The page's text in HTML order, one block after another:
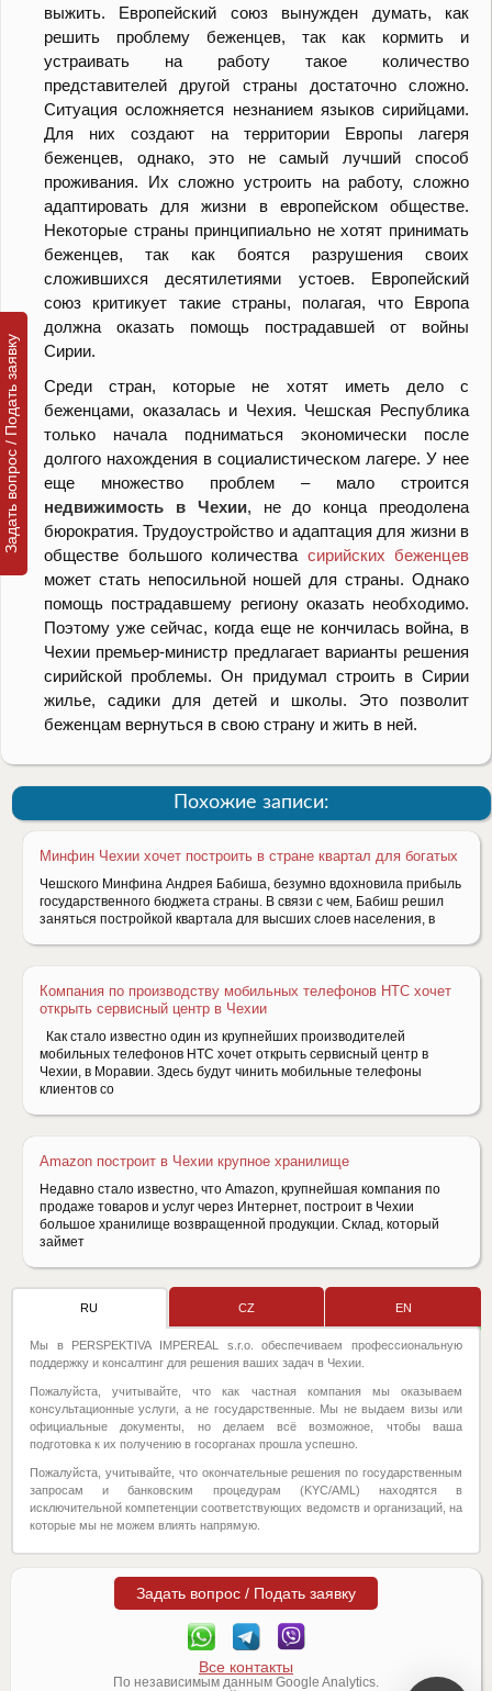
выжить. Европейский союз вынужден думать, как
решить проблему беженцев, так как кормить и
устраивать на работу такое количество
представителей другой страны достаточно сложно.
Ситуация осложняется незнанием языков сирийцами.
Для них создают на территории Европы лагеря
беженцев, однако, это не самый лучший способ
проживания. Их сложно устроить на работу, сложно
адаптировать для жизни в европейском обществе.
Некоторые страны принципиально не хотят принимать
беженцев, так как боятся разрушения своих
сложившихся десятилетиями устоев. Европейский
союз критикует такие страны, полагая, что Европа
должна оказать помощь пострадавшей от войны
Сирии.
Среди стран, которые не хотят иметь дело с
беженцами, оказалась и Чехия. Чешская Республика
только начала подниматься экономически после
долгого нахождения в социалистическом лагере. У нее
еще множество проблем – мало строится
недвижимость в Чехии, не до конца преодолена
бюрократия. Трудоустройство и адаптация для жизни в
обществе большого количества сирийских беженцев
может стать непосильной ношей для страны. Однако
помощь пострадавшему региону оказать необходимо.
Поэтому уже сейчас, когда еще не кончилась война, в
Чехии премьер-министр предлагает варианты решения
сирийской проблемы. Он придумал строить в Сирии
жилье, садики для детей и школы. Это позволит
беженцам вернуться в свою страну и жить в ней.
Похожие записи:
Минфин Чехии хочет построить в стране квартал для богатых
Чешского Минфина Андрея Бабиша, безумно вдохновила прибыль
государственного бюджета страны. В связи с чем, Бабиш решил
заняться постройкой квартала для высших слоев населения, в
Компания по производству мобильных телефонов HTC хочет
открыть сервисный центр в Чехии
Как стало известно один из крупнейших производителей
мобильных телефонов HTC хочет открыть сервисный центр в
Чехии, в Моравии. Здесь будут чинить мобильные телефоны
клиентов со
Amazon построит в Чехии крупное хранилище
Недавно стало известно, что Amazon, крупнейшая компания по
продаже товаров и услуг через Интернет, построит в Чехии
большое хранилище возвращенной продукции. Склад, который
займет
Задать вопрос / Подать заявку
RU CZ EN
Мы в PERSPEKTIVA IMPEREAL s.r.o. обеспечиваем профессиональную
поддержку и консалтинг для решения ваших задач в Чехии.
Пожалуйста, учитывайте, что как частная компания мы оказываем
консультационные услуги, а не государственные. Мы не выдаем визы или
официальные документы, но делаем всё возможное, чтобы ваша
подготовка к их получению в госорганах прошла успешно.
Пожалуйста, учитывайте, что окончательные решения по государственным
запросам и банковским процедурам (KYC/AML) находятся в
исключительной компетенции соответствующих ведомств и организаций, на
которые мы не можем влиять напрямую.
Задать вопрос / Подать заявку
Все контакты
По независимым данным Google Analytics.